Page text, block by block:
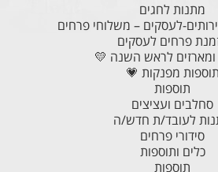
מתנות לחגים
לעסקים – משלוחי פרחים
פרחים לעסקים
לראש השנה 💛
תוספות מפנקות 💗
תוספות
סחלבים ועציצים
לעובד/ת חדש/ה
סידורי פרחים
כלים ותוספות
תוספות